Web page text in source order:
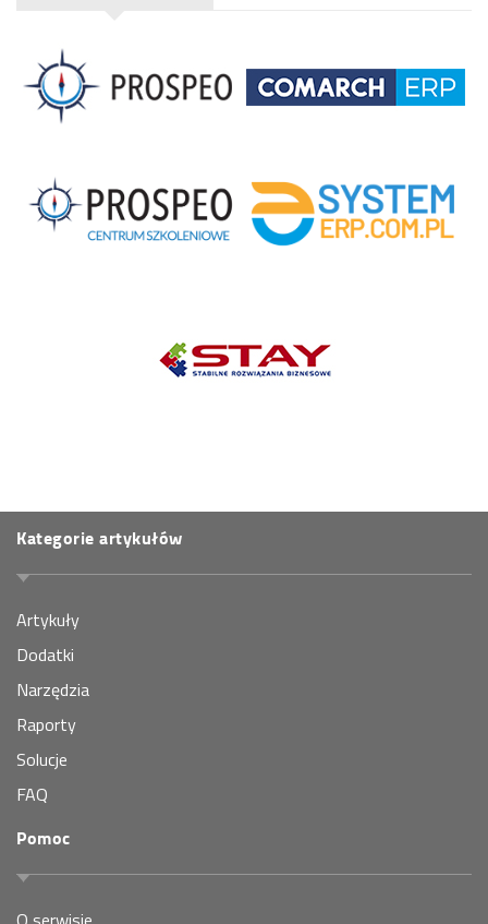
Kategorie artykułów
Artykuły
Dodatki
Narzędzia
Raporty
Solucje
FAQ
Pomoc